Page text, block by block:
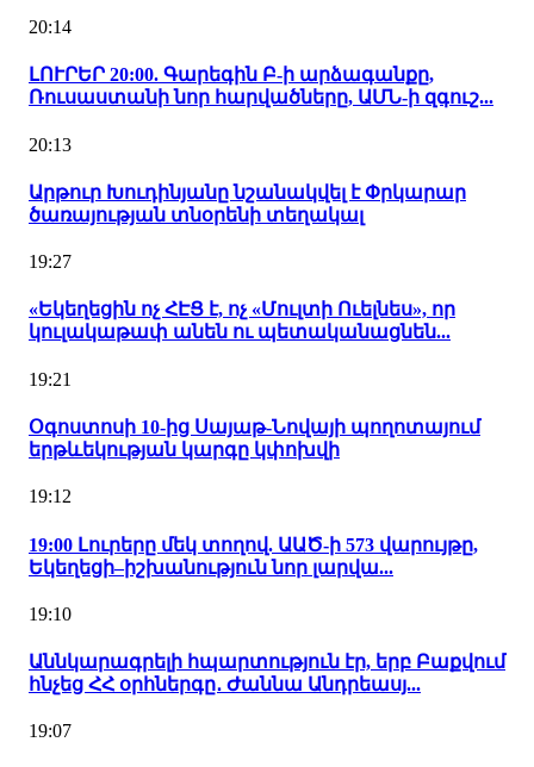
20:14
ԼՈՒՐԵՐ 20:00. Գարեգին Բ-ի արձագանքը,
Ռուսաստանի նոր հարվածները, ԱՄՆ-ի զգուշ...
20:13
Արթուր Խուդինյանը նշանակվել է Փրկարար
ծառայության տնօրենի տեղակալ
19:27
«Եկեղեցին ոչ ՀԷՑ է, ոչ «Մուլտի Ուելնես», որ
կուլակաթափ անեն ու պետականացնեն...
19:21
Օգոստոսի 10-ից Սայաթ-Նովայի պողոտայում
երթևեկության կարգը կփոխվի
19:12
19:00 Լուրերը մեկ տողով. ԱԱԾ-ի 573 վարույթը,
Եկեղեցի–իշխանություն նոր լարվա...
19:10
Աննկարագրելի հպարտություն էր, երբ Բաքվում
հնչեց ՀՀ օրհներգը․ Ժաննա Անդրեասյ...
19:07